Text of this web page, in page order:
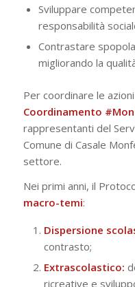
Sviluppare
responsabilità
Contrastare
migliorando la
Per coordinare le
Coordinamento
rappresentanti del
Comune di Casale
settore.
Nei primi anni, il
macro-temi:
Dispersione
contrasto;
Extrascolastico:
ricreative e